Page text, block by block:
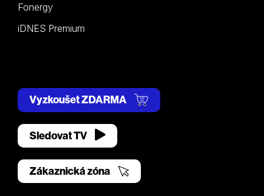
Fonergy
iDNES Premium
Vyzkoušet ZDARMA
Sledovat TV
Zákaznická zóna